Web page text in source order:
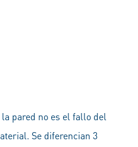
pared no es el fallo del
Se diferencian 3